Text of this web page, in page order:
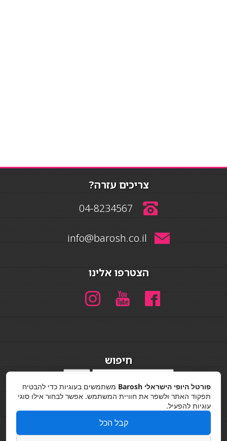
צריכים עזרה?
04-8234567
info@barosh.co.il
הצטרפו אלינו
חיפוש
מדיניות פרטיות
פורטל היופי הישראלי Barosh
משתמשים בעוגיות כדי להבטיח
תפקוד האתר ולשפר את חוויית המשתמש. אפשר לבחור אילו סוגי
עוגיות להפעיל.
קבל הכל